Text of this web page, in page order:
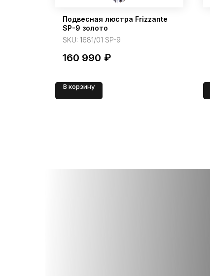
Подвесная люстра Frizzante
SP-9 золото
SKU: 1681/01 SP-9
160 990 ₽
В корзину